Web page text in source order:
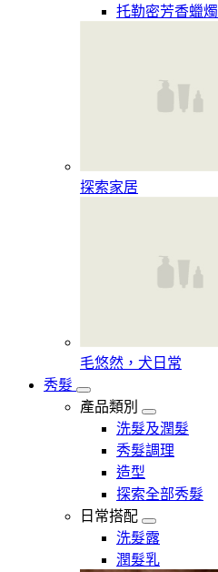
托勒密芳香蠟燭
探索家居
毛悠然，犬日常
秀髮
產品類別
洗髮及潤髮
秀髮調理
造型
探索全部秀髮
日常搭配
洗髮露
潤髮乳